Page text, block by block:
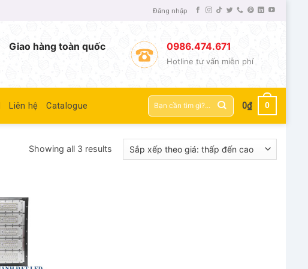
Đăng nhập
Giao hàng toàn quốc 0986.474.671
Hotline tư vấn miễn phí
Liên hệ Catalogue
Tìm
kiếm:
0₫ 0
Showing all 3 results